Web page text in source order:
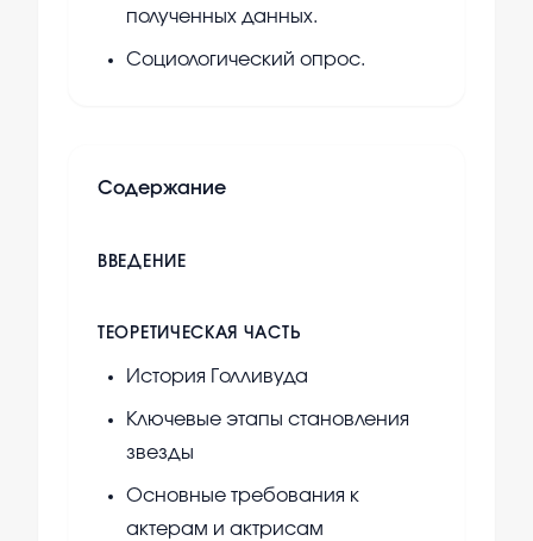
полученных данных.
Социологический опрос.
Содержание
ВВЕДЕНИЕ
ТЕОРЕТИЧЕСКАЯ ЧАСТЬ
История Голливуда
Ключевые этапы становления
звезды
Основные требования к
актерам и актрисам